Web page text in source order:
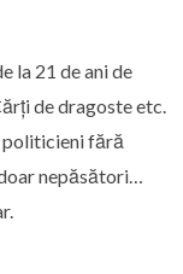
la 21 de ani de
de dragoste etc.
politicieni fără
nepăsători…